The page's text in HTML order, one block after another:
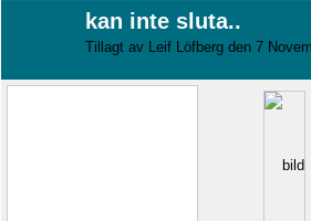
kan inte sluta..
Tillagt av Leif Löfberg den 7